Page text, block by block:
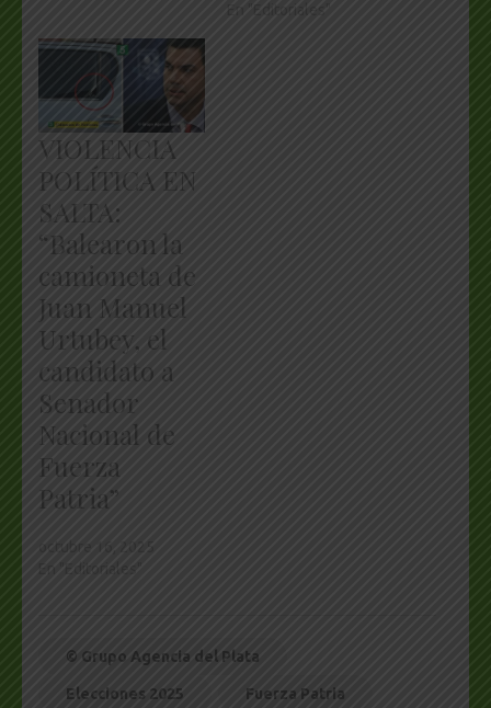
VIOLENCIA
POLÍTICA EN
SALTA:
“Balearon la
camioneta de
Juan Manuel
Urtubey, el
candidato a
Senador
Nacional de
Fuerza
Patria”
© Grupo Agencia del Plata
Elecciones 2025 Fuerza Patria